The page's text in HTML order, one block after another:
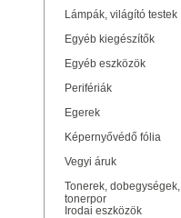
Lámpák, világító testek
Egyéb kiegészítők
Egyéb eszközök
Perifériák
Egerek
Képernyővédő fólia
Vegyi áruk
Tonerek, dobegységek,
tonerpor
Irodai eszközök